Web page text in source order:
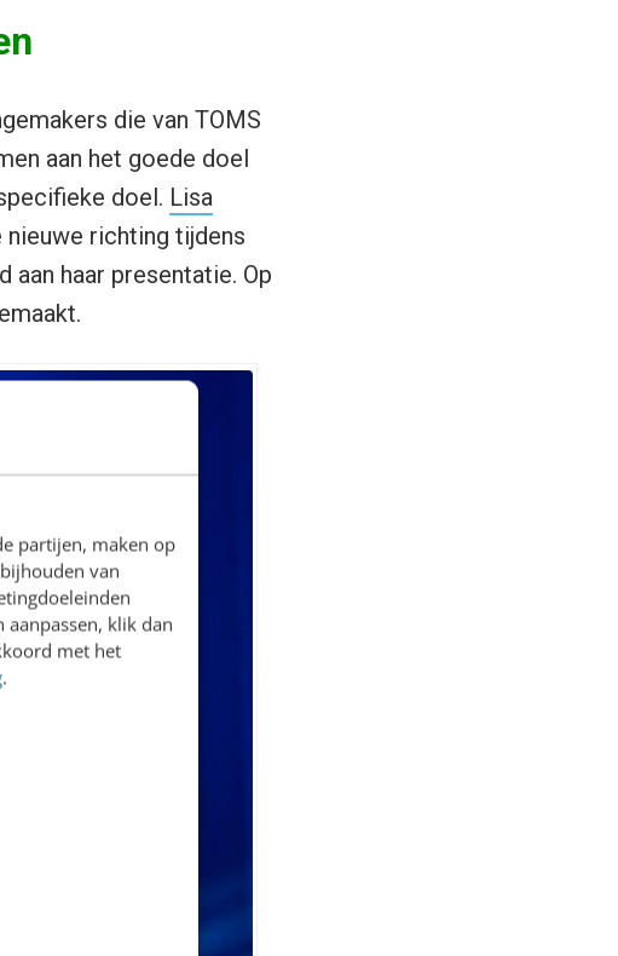
partijen, maken op
van
klik dan
met het
.
die van TOMS
aan het goede doel
doel. Lisa
richting tijdens
aan haar presentatie. Op